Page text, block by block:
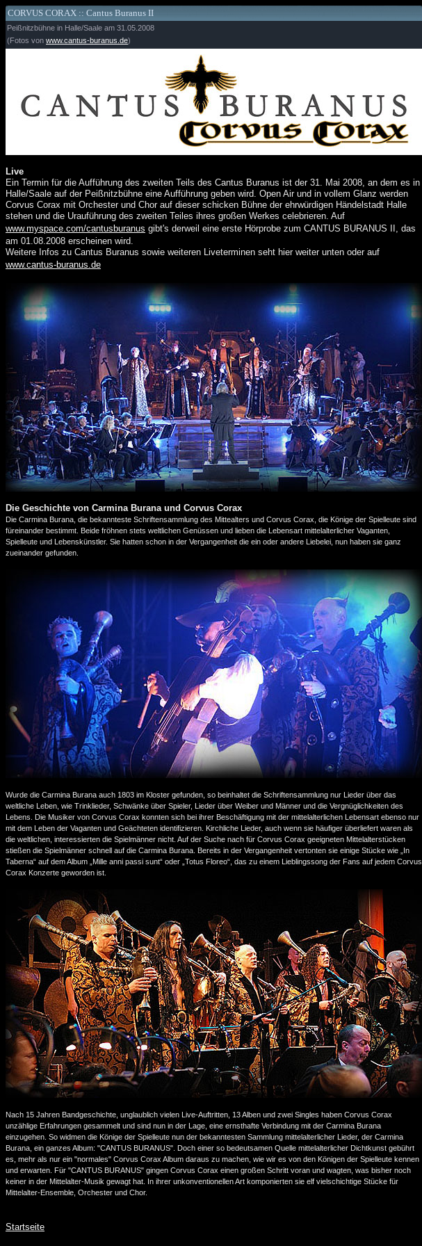
CORVUS CORAX :: Cantus Buranus II
Peißnitzbühne in Halle/Saale am 31.05.2008
(Fotos von www.cantus-buranus.de)
Live
Ein Termin für die Aufführung des zweiten Teils des Cantus Buranus ist der 31. Mai 2008, an dem es in
Halle/Saale auf der Peißnitzbühne eine Aufführung geben wird. Open Air und in vollem Glanz werden
Corvus Corax mit Orchester und Chor auf dieser schicken Bühne der ehrwürdigen Händelstadt Halle
stehen und die Urauführung des zweiten Teiles ihres großen Werkes celebrieren. Auf
www.myspace.com/cantusburanus gibt's derweil eine erste Hörprobe zum CANTUS BURANUS II, das
am 01.08.2008 erscheinen wird.
Weitere Infos zu Cantus Buranus sowie weiteren Liveterminen seht hier weiter unten oder auf
www.cantus-buranus.de
Die Geschichte von Carmina Burana und Corvus Corax
Die Carmina Burana, die bekannteste Schriftensammlung des Mittealters und Corvus Corax, die Könige der Spielleute sind
füreinander bestimmt. Beide fröhnen stets weltlichen Genüssen und lieben die Lebensart mittelalterlicher Vaganten,
Spielleute und Lebenskünstler. Sie hatten schon in der Vergangenheit die ein oder andere Liebelei, nun haben sie ganz
zueinander gefunden.
Wurde die Carmina Burana auch 1803 im Kloster gefunden, so beinhaltet die Schriftensammlung nur Lieder über das
weltliche Leben, wie Trinklieder, Schwänke über Spieler, Lieder über Weiber und Männer und die Vergnüglichkeiten des
Lebens. Die Musiker von Corvus Corax konnten sich bei ihrer Beschäftigung mit der mittelalterlichen Lebensart ebenso nur
mit dem Leben der Vaganten und Geächteten identifizieren. Kirchliche Lieder, auch wenn sie häufiger überliefert waren als
die weltlichen, interessierten die Spielmänner nicht. Auf der Suche nach für Corvus Corax geeigneten Mittelalterstücken
stießen die Spielmänner schnell auf die Carmina Burana. Bereits in der Vergangenheit vertonten sie einige Stücke wie „In
Taberna“ auf dem Album „Mille anni passi sunt“ oder „Totus Floreo“, das zu einem Lieblingssong der Fans auf jedem Corvus
Corax Konzerte geworden ist.
Nach 15 Jahren Bandgeschichte, unglaublich vielen Live-Auftritten, 13 Alben und zwei Singles haben Corvus Corax
unzählige Erfahrungen gesammelt und sind nun in der Lage, eine ernsthafte Verbindung mit der Carmina Burana
einzugehen. So widmen die Könige der Spielleute nun der bekanntesten Sammlung mittelalterlicher Lieder, der Carmina
Burana, ein ganzes Album: "CANTUS BURANUS". Doch einer so bedeutsamen Quelle mittelalterlicher Dichtkunst gebührt
es, mehr als nur ein "normales" Corvus Corax Album daraus zu machen, wie wir es von den Königen der Spielleute kennen
und erwarten. Für "CANTUS BURANUS" gingen Corvus Corax einen großen Schritt voran und wagten, was bisher noch
keiner in der Mittelalter-Musik gewagt hat. In ihrer unkonventionellen Art komponierten sie elf vielschichtige Stücke für
Mittelalter-Ensemble, Orchester und Chor.
Startseite